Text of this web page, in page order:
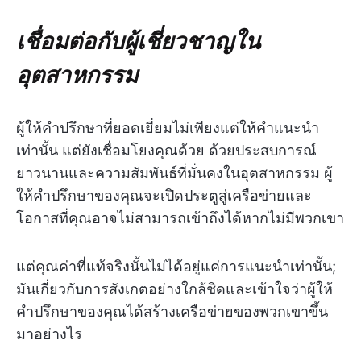
เชื่อมต่อกับผู้เชี่ยวชาญใน
อุตสาหกรรม
ผู้ให้คำปรึกษาที่ยอดเยี่ยมไม่เพียงแต่ให้คำแนะนำ
เท่านั้น แต่ยังเชื่อมโยงคุณด้วย ด้วยประสบการณ์
ยาวนานและความสัมพันธ์ที่มั่นคงในอุตสาหกรรม ผู้
ให้คำปรึกษาของคุณจะเปิดประตูสู่เครือข่ายและ
โอกาสที่คุณอาจไม่สามารถเข้าถึงได้หากไม่มีพวกเขา
แต่คุณค่าที่แท้จริงนั้นไม่ได้อยู่แค่การแนะนำเท่านั้น;
มันเกี่ยวกับการสังเกตอย่างใกล้ชิดและเข้าใจว่าผู้ให้
คำปรึกษาของคุณได้สร้างเครือข่ายของพวกเขาขึ้น
มาอย่างไร